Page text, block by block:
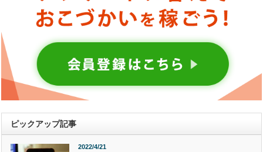
ピックアップ記事
2022/4/21